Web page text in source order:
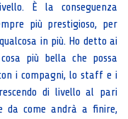
È la conseguenza
più prestigioso, per
in più. Ho detto ai
più bella che possa
i compagni, lo staff e i
di livello al pari
da come andrà a finire,